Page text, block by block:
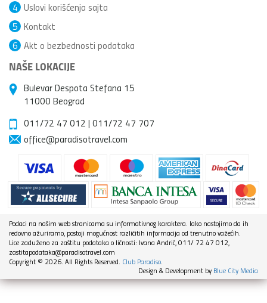
Uslovi korišćenja sajta
4
Kontakt
5
Akt o bezbednosti podataka
6
NAŠE LOKACIJE
Bulevar Despota Stefana 15
11000 Beograd
011/72 47 012 | 011/72 47 707
office@paradisotravel.com
Podaci na našim web stranicama su informativnog karaktera. Iako nastojimo da ih
redovno ažuriramo, postoji mogućnost različitih informacija od trenutno važećih.
Lice zaduženo za zaštitu podataka o ličnosti: Ivana Andrić, 011/ 72 47 012,
zastitapodataka@paradisotravel.com
Copyright © 2026. All Rights Reserved. Club Paradiso.
Design & Development by Blue City Media